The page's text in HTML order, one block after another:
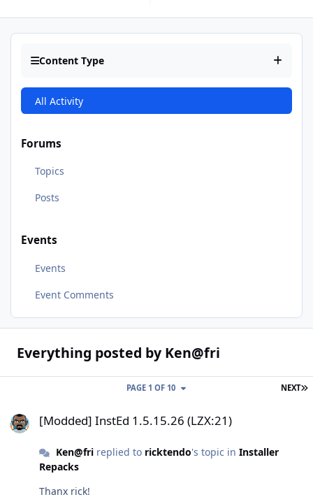
Content Type
All Activity
Forums
Topics
Posts
Events
Events
Event Comments
Everything posted by Ken@fri
NEXT
PAGE 1 OF 10
[Modded] InstEd 1.5.15.26 (LZX:21)
Ken@frireplied to ricktendo's topic in Installer
Repacks
Thanx rick!